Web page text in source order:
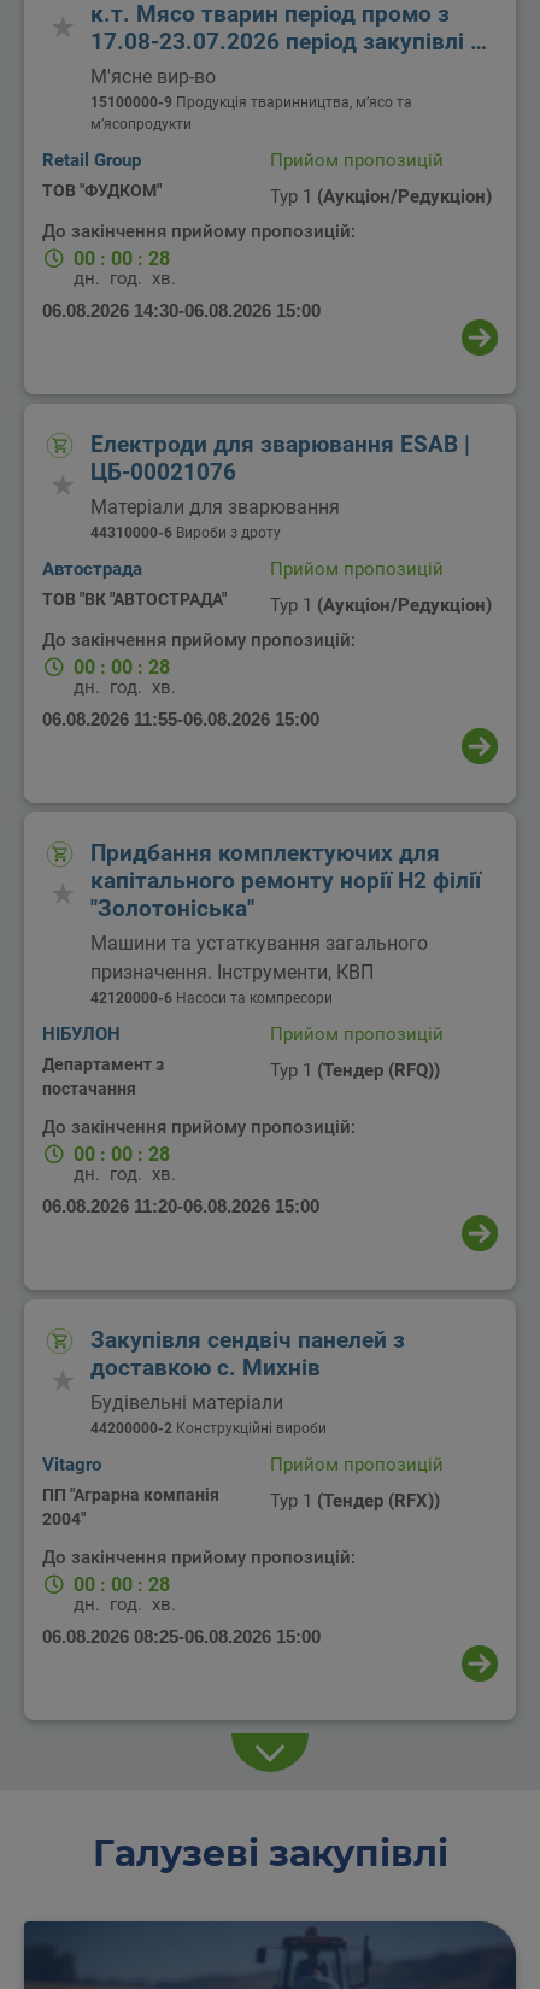
к.т. Мясо тварин період промо з
17.08-23.07.2026 період закупівлі з
15.08-22.08.2026
М'ясне вир-во
15100000-9 Продукція тваринництва, м’ясо та
м’ясопродукти
Retail Group
ТОВ "ФУДКОМ"
Прийом пропозицій
Тур 1 (Аукціон/Редукціон)
До закінчення прийому пропозицій:
00 : 00 : 28
дн. год. хв.
06.08.2026 14:30-06.08.2026 15:00
Електроди для зварювання ESAB |
ЦБ-00021076
Матеріали для зварювання
44310000-6 Вироби з дроту
Автострада
ТОВ "ВК "АВТОСТРАДА"
Прийом пропозицій
Тур 1 (Аукціон/Редукціон)
До закінчення прийому пропозицій:
00 : 00 : 28
дн. год. хв.
06.08.2026 11:55-06.08.2026 15:00
Придбання комплектуючих для
капітального ремонту норії Н2 філії
"Золотоніська"
Машини та устаткування загального
призначення. Інструменти, КВП
42120000-6 Насоси та компресори
НІБУЛОН
Департамент з
постачання
Прийом пропозицій
Тур 1 (Тендер (RFQ))
До закінчення прийому пропозицій:
00 : 00 : 28
дн. год. хв.
06.08.2026 11:20-06.08.2026 15:00
Закупівля сендвіч панелей з
доставкою с. Михнів
Будівельні матеріали
44200000-2 Конструкційні вироби
Vitagro
ПП "Аграрна компанія
2004"
Прийом пропозицій
Тур 1 (Тендер (RFX))
До закінчення прийому пропозицій:
00 : 00 : 28
дн. год. хв.
06.08.2026 08:25-06.08.2026 15:00
Галузеві закупівлі